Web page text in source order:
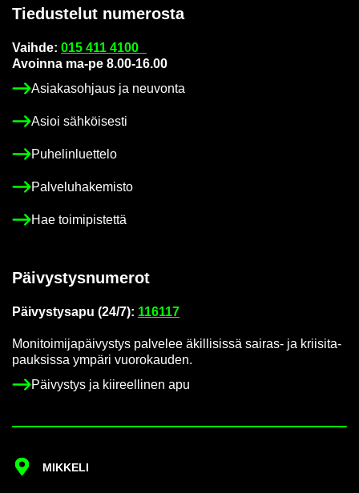
Tie­dus­te­lut nu­me­ros­ta
Vaih­de: 015 411 4100
Avoin­na ma-pe 8.00-16.00
Asia­kas­oh­jaus ja neu­von­ta
Asioi säh­köi­ses­ti
Pu­he­lin­luet­te­lo
Pal­ve­lu­ha­ke­mis­to
Hae toi­mi­pis­tet­tä
Päi­vys­tys­nu­me­rot
Päi­vys­tys­a­pu (24/7): 116117
Mo­ni­toi­mi­ja­päi­vys­tys pal­ve­lee äkil­li­sis­sä sairas-​ ja krii­si­ta­
pauk­sis­sa ym­pä­ri vuo­ro­kau­den.
Päi­vys­tys ja kii­reel­li­nen apu
MIK­KE­LI